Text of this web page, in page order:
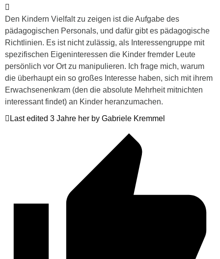
Den Kindern Vielfalt zu zeigen ist die Aufgabe des
pädagogischen Personals, und dafür gibt es pädagogische
Richtlinien. Es ist nicht zulässig, als Interessengruppe mit
spezifischen Eigeninteressen die Kinder fremder Leute
persönlich vor Ort zu manipulieren. Ich frage mich, warum
die überhaupt ein so großes Interesse haben, sich mit ihrem
Erwachsenenkram (den die absolute Mehrheit mitnichten
interessant findet) an Kinder heranzumachen.
Last edited 3 Jahre her by Gabriele Kremmel